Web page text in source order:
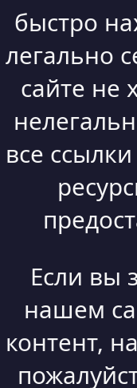
быстро
легально
сайте не
все
Если вы
нашем
контент,